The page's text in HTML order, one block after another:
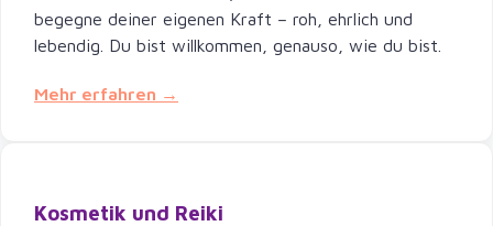
begegne deiner eigenen Kraft – roh, ehrlich und
lebendig. Du bist willkommen, genauso, wie du bist.
Mehr erfahren →
Kosmetik und Reiki